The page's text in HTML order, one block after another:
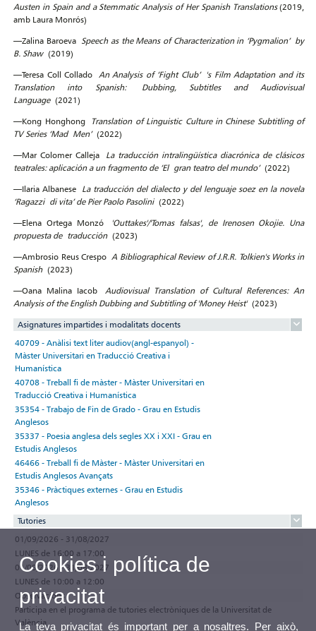
Austen in Spain and a Stemmatic Analysis of Her Spanish Translations(2019,
amb Laura Monrós)
—Zalina Baroeva Speech as the Means of Characterization in ‘Pygmalion’ by
B. Shaw(2019)
—Teresa Coll Collado An Analysis of ‘Fight Club’ 's Film Adaptation and its
Translation into Spanish: Dubbing, Subtitles and Audiovisual
Language(2021)
—Kong Honghong
Translation of Linguistic Culture in Chinese Subtitling of
TV Series ‘Mad Men’(2022)
—Mar Colomer Calleja La traducción intralingüística diacrónica de clásicos
teatrales: aplicación a un fragmento de ‘El gran teatro del mundo’(2022)
—Ilaria Albanese La traducción del dialecto y del lenguaje soez en la novela
‘Ragazzi di vita’ de Pier Paolo Pasolini(2022)
—Elena Ortega Monzó
'Outtakes'/'Tomas falsas', de Irenosen Okojie. Una
propuesta de traducción(2023)
—Ambrosio Reus Crespo A Bibliographical Review of J.R.R. Tolkien's Works in
Spanish(2023)
—Oana Malina Iacob Audiovisual Translation of Cultural References: An
Analysis of the English Dubbing and Subtitling of 'Money Heist'(2023)
Asignatures impartides i modalitats docents
40709 - Anàlisi text liter audiov(angl-espanyol) -
Màster Universitari en Traducció Creativa i
Humanística
40708 - Treball fi de màster - Màster Universitari en
Traducció Creativa i Humanística
35354 - Trabajo de Fin de Grado - Grau en Estudis
Anglesos
35337 - Poesia anglesa dels segles XX i XXI - Grau en
Estudis Anglesos
46466 - Treball fi de Màster - Màster Universitari en
Estudis Anglesos Avançats
35346 - Pràctiques externes - Grau en Estudis
Anglesos
Tutories
01/09/2026 - 31/08/2027
LUNES de 16:00 a 17:00
01/09/2026 - 31/08/2027
LUNES de 10:00 a 12:00
Observacions
Participa en el programa de tutories electròniques de la Universitat de
València
Cookies i política de
privacitat
La teva privacitat és important per a nosaltres. Per això,